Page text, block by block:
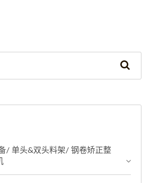
/ 单头&双头料架/ 钢卷矫正整